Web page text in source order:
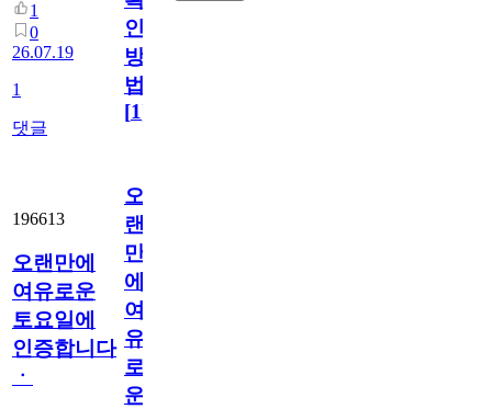
1
0
26.07.19
1
댓글
인
방
법
[1]
196613
오랜만에
여유로운
토요일에
인증합니다
ㆍ
오
랜
만
에
여
유
로
운